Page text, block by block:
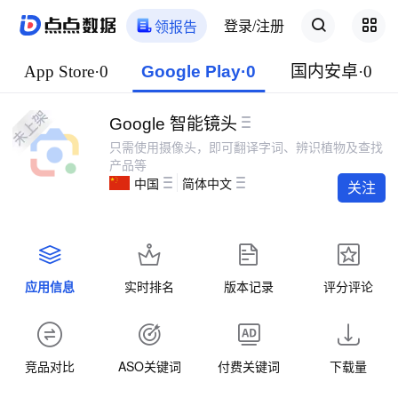
领报告 登录/注册
App Store·0 Google Play·0 国内安卓·0
Google 智能镜头
只需使用摄像头，即可翻译字词、辨识植物及查找
产品等
中国
简体中文 关注
应用信息 实时排名 版本记录 评分评论
竞品对比 ASO关键词 付费关键词 下载量